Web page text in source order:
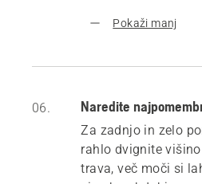
Pokaži manj
06. Naredite
Za zadnjo in zelo
rahlo dvignite
trava, več moči si